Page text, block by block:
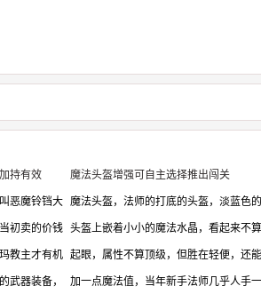
持有效
恶魔铃铛大
初卖的价钱
教主才有机
武器装备，
魔法头盔‌增强可自主选择推出闯关
魔法头盔，法师的打底的头盔，淡蓝色的
头盔上嵌着小小的魔法水晶，看起来不算
起眼，属性不算顶级，但胜在轻便，还能
加一点魔法值，当年新手法师几乎人手一